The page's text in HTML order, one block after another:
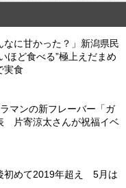
なに甘かった？」新潟県民
ほど食べる”極上えだまめ
実食
マンの新フレーバー「ガ
片寄涼太さんが祝福イベ
初めて2019年超え 5月は